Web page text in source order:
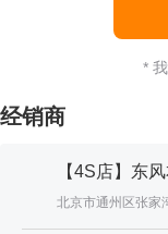
*
经销商
【4S店】东
北京市通州区张家